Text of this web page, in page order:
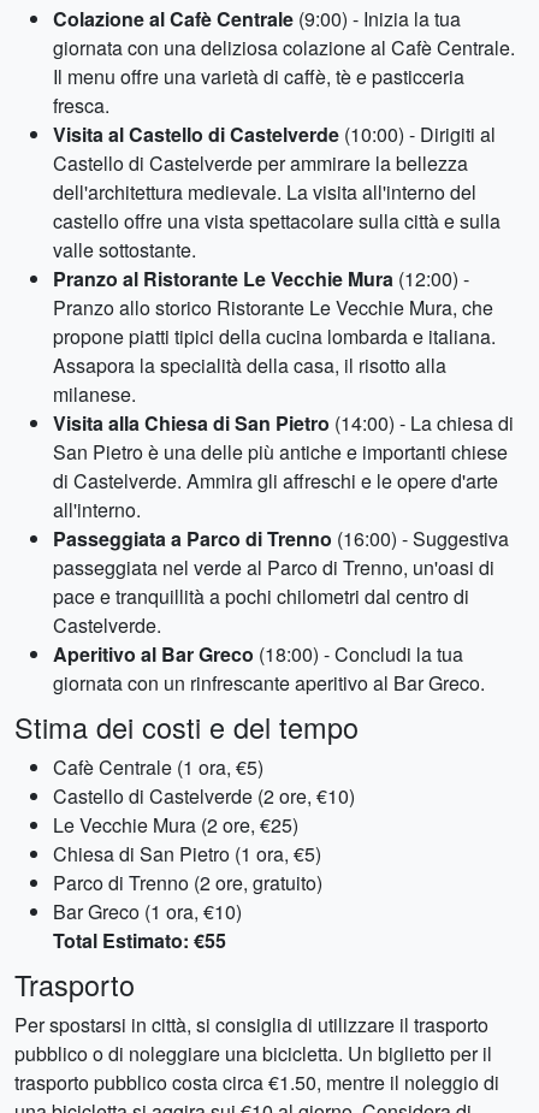
Colazione al Cafè Centrale (9:00) - Inizia la tua
giornata con una deliziosa colazione al Cafè Centrale.
Il menu offre una varietà di caffè, tè e pasticceria
fresca.
Visita al Castello di Castelverde (10:00) - Dirigiti al
Castello di Castelverde per ammirare la bellezza
dell'architettura medievale. La visita all'interno del
castello offre una vista spettacolare sulla città e sulla
valle sottostante.
Pranzo al Ristorante Le Vecchie Mura (12:00) -
Pranzo allo storico Ristorante Le Vecchie Mura, che
propone piatti tipici della cucina lombarda e italiana.
Assapora la specialità della casa, il risotto alla
milanese.
Visita alla Chiesa di San Pietro (14:00) - La chiesa di
San Pietro è una delle più antiche e importanti chiese
di Castelverde. Ammira gli affreschi e le opere d'arte
all'interno.
Passeggiata a Parco di Trenno (16:00) - Suggestiva
passeggiata nel verde al Parco di Trenno, un'oasi di
pace e tranquillità a pochi chilometri dal centro di
Castelverde.
Aperitivo al Bar Greco (18:00) - Concludi la tua
giornata con un rinfrescante aperitivo al Bar Greco.
Stima dei costi e del tempo
Cafè Centrale (1 ora, €5)
Castello di Castelverde (2 ore, €10)
Le Vecchie Mura (2 ore, €25)
Chiesa di San Pietro (1 ora, €5)
Parco di Trenno (2 ore, gratuito)
Bar Greco (1 ora, €10)
Total Estimato: €55
Trasporto
Per spostarsi in città, si consiglia di utilizzare il trasporto
pubblico o di noleggiare una bicicletta. Un biglietto per il
trasporto pubblico costa circa €1.50, mentre il noleggio di